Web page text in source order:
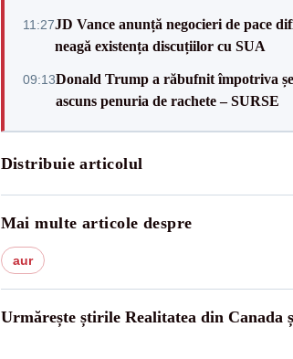
11:27JD Vance anunță negocieri de pace
neagă existența discuțiilor cu SUA
09:13Donald Trump a răbufnit împotriva
ascuns penuria de rachete – SURSE
Distribuie articolul
Mai multe articole despre
aur
Urmărește știrile Realitatea din Canada